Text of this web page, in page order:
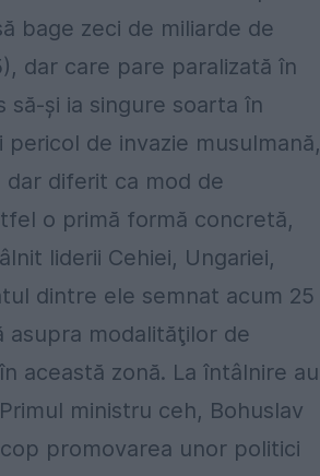
bage zeci de miliarde de
dar care pare paralizată în
şi ia singure soarta în
de invazie musulmană,
diferit ca mod de
o primă formă concretă,
liderii Cehiei, Ungariei,
dintre ele semnat acum 25
modalităţilor de
această zonă. La întâlnire au
ministru ceh, Bohuslav
promovarea unor politici